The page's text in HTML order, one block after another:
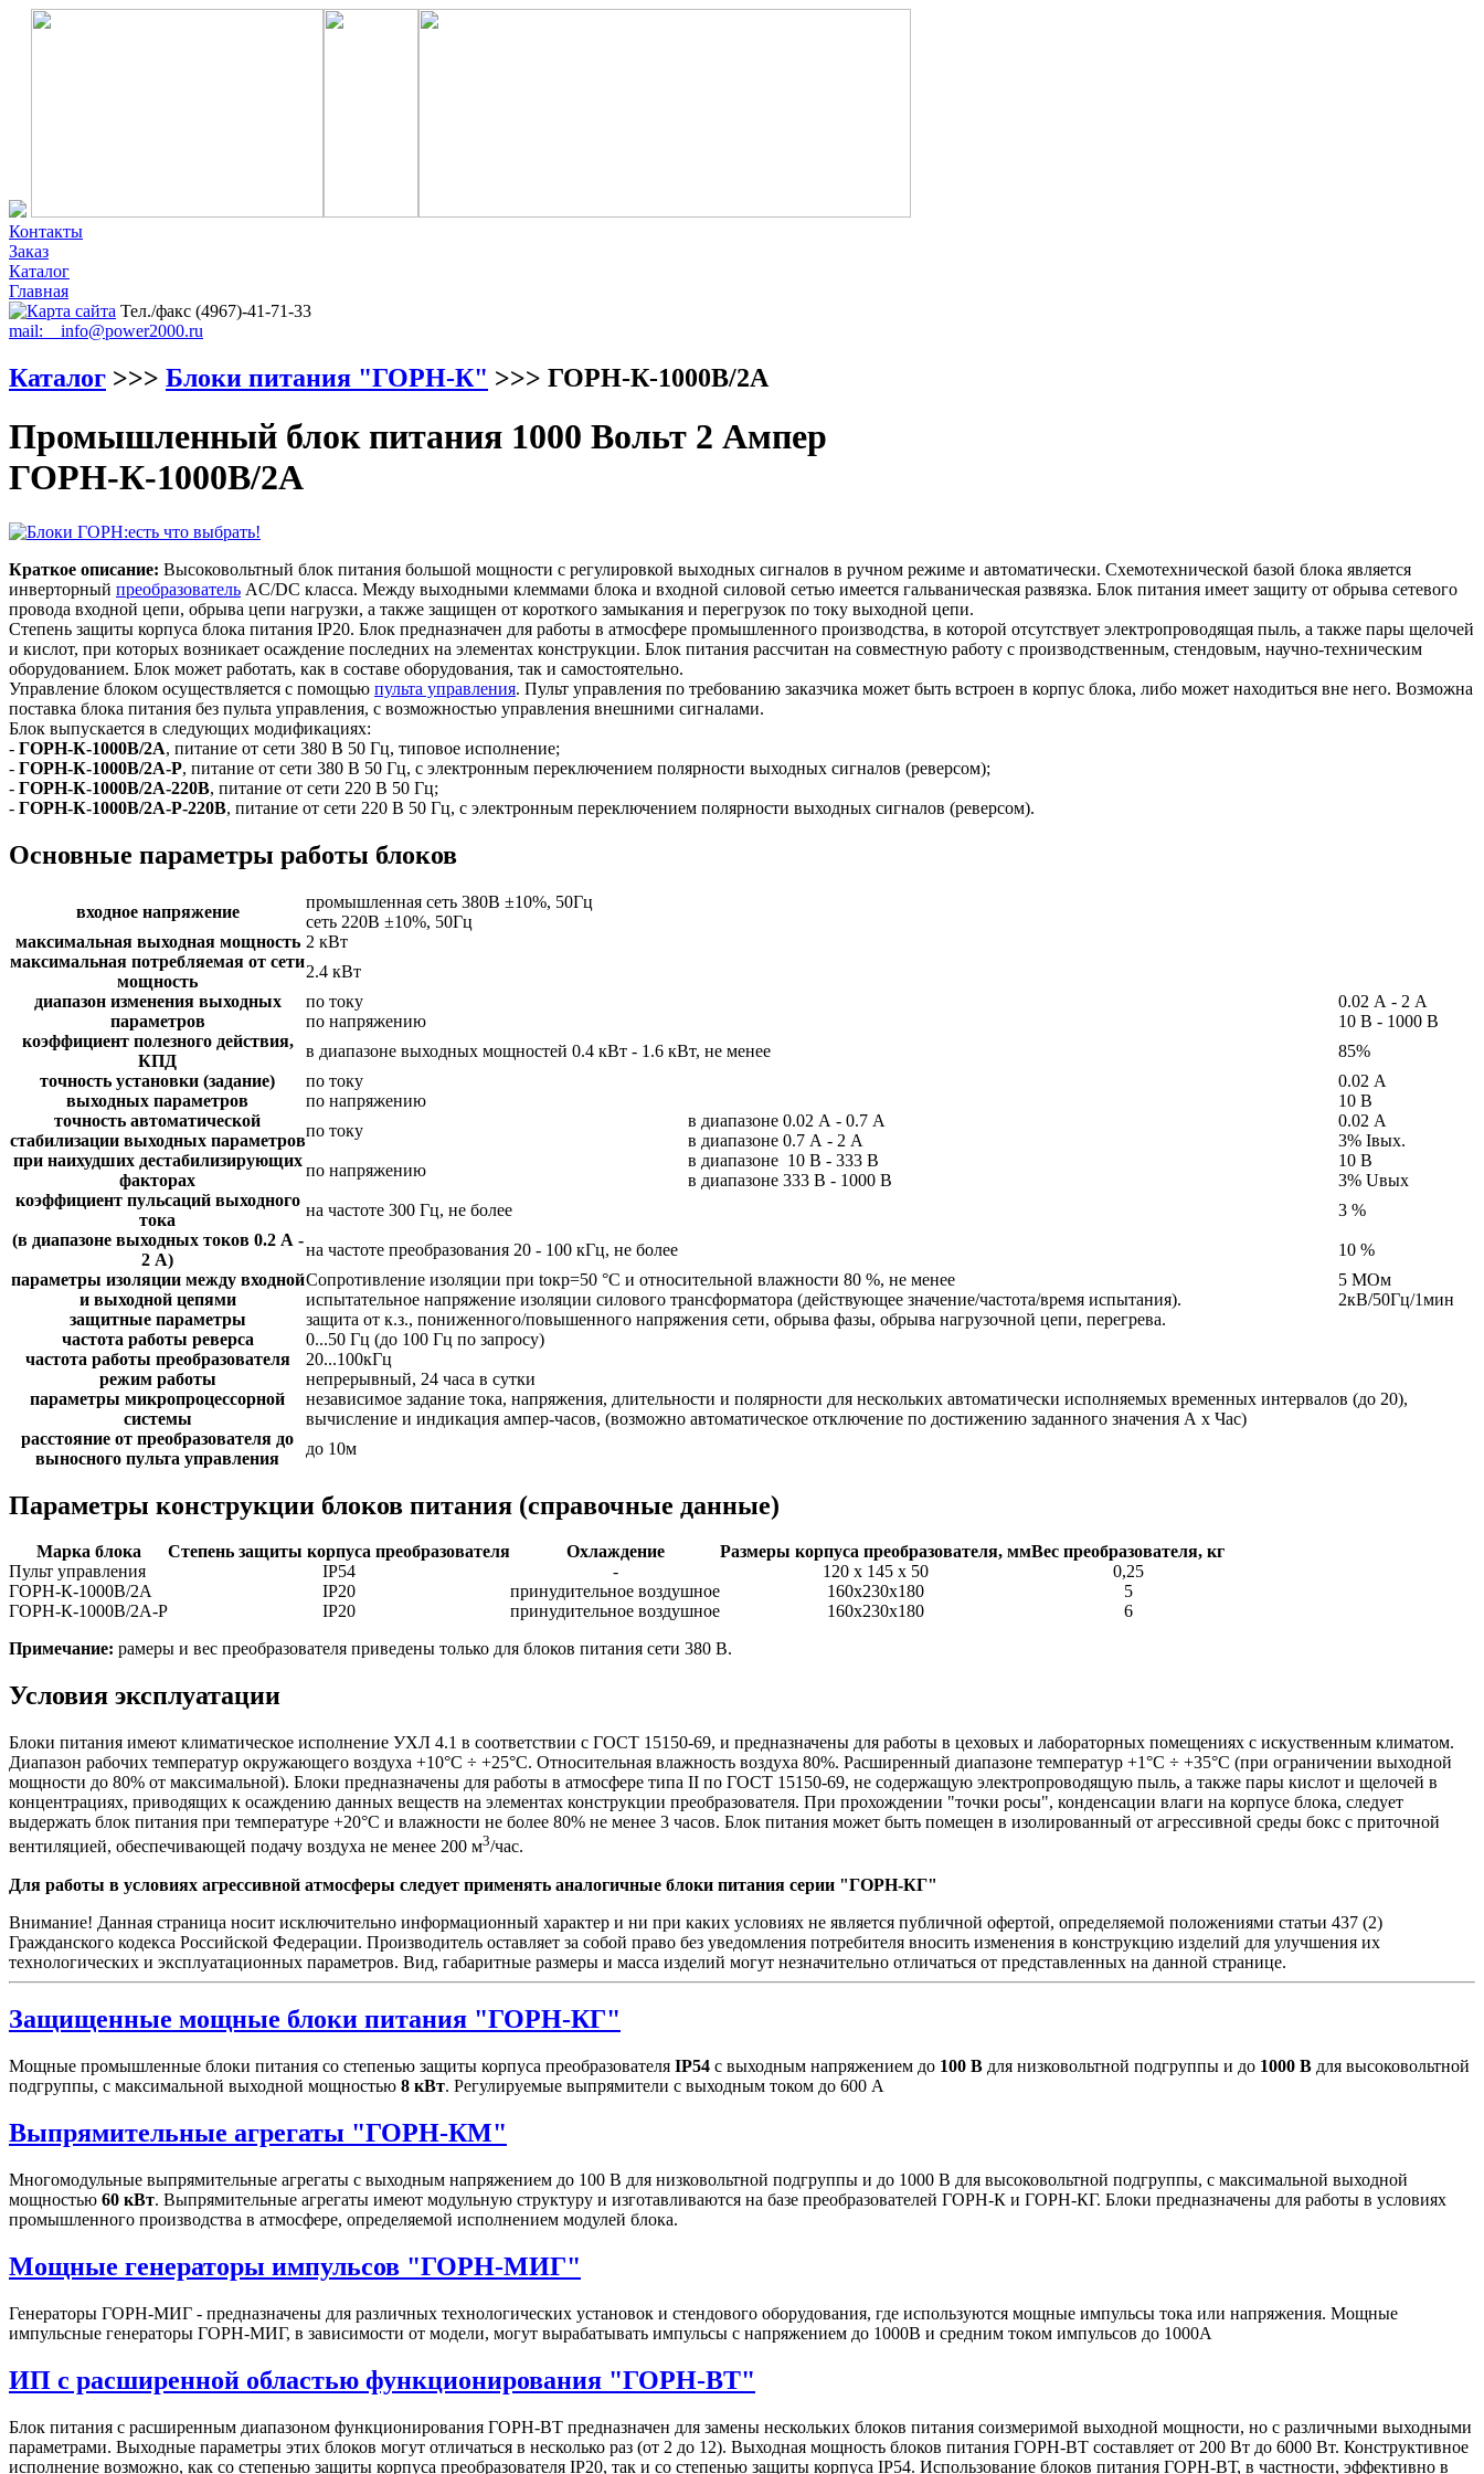
Контакты
Заказ
Каталог
Главная
Тел./факс (4967)-41-71-33
mail: info@power2000.ru
Каталог >>> Блоки питания "ГОРН-К" >>> ГОРН-К-1000В/2А
Промышленный блок питания 1000 Вольт 2 Ампер
ГОРН-К-1000В/2А
Краткое описание: Высоковольтный блок питания большой мощности с регулировкой выходных сигналов в ручном режиме и автоматически. Схемотехнической базой блока является
инверторный преобразователь AC/DC класса. Между выходными клеммами блока и входной силовой сетью имеется гальваническая развязка. Блок питания имеет защиту от обрыва сетевого
провода входной цепи, обрыва цепи нагрузки, а также защищен от короткого замыкания и перегрузок по току выходной цепи.
Степень защиты корпуса блока питания IP20. Блок предназначен для работы в атмосфере промышленного производства, в которой отсутствует электропроводящая пыль, а также пары щелочей
и кислот, при которых возникает осаждение последних на элементах конструкции. Блок питания рассчитан на совместную работу с производственным, стендовым, научно-техническим
оборудованием. Блок может работать, как в составе оборудования, так и самостоятельно.
Управление блоком осуществляется с помощью пульта управления. Пульт управления по требованию заказчика может быть встроен в корпус блока, либо может находиться вне него. Возможна
поставка блока питания без пульта управления, с возможностью управления внешними сигналами.
Блок выпускается в следующих модификациях:
- ГОРН-К-1000В/2А, питание от сети 380 В 50 Гц, типовое исполнение;
- ГОРН-К-1000В/2А-Р, питание от сети 380 В 50 Гц, с электронным переключением полярности выходных сигналов (реверсом);
- ГОРН-К-1000В/2А-220В, питание от сети 220 В 50 Гц;
- ГОРН-К-1000В/2А-Р-220В, питание от сети 220 В 50 Гц, с электронным переключением полярности выходных сигналов (реверсом).
Основные параметры работы блоков
входное напряжение
промышленная сеть 380В ±10%, 50Гц
сеть 220В ±10%, 50Гц
максимальная выходная мощность 2 кВт
максимальная потребляемая от сети
мощность
2.4 кВт
диапазон изменения выходных
параметров
по току
0.02 А - 2 А
по напряжению
10 В - 1000 В
коэффициент полезного действия,
КПД
в диапазоне выходных мощностей 0.4 кВт - 1.6 кВт, не менее
85%
точность установки (задание)
выходных параметров
по току
0.02 А
по напряжению
10 В
точность автоматической
стабилизации выходных параметров
при наихудших дестабилизирующих
факторах
по току
в диапазоне 0.02 А - 0.7 А
0.02 А
в диапазоне 0.7 А - 2 А
3% Iвых.
по напряжению
в диапазоне 10 В - 333 В
10 В
в диапазоне 333 В - 1000 В
3% Uвых
коэффициент пульсаций выходного
тока
(в диапазоне выходных токов 0.2 А -
2 А)
на частоте 300 Гц, не более 3 %
на частоте преобразования 20 - 100 кГц, не более
10 %
параметры изоляции между входной
и выходной цепями
Сопротивление изоляции при tокр=50 °С и относительной влажности 80 %, не менее
5 МОм
испытательное напряжение изоляции силового трансформатора (действующее значение/частота/время испытания).
2кВ/50Гц/1мин
защитные параметры
защита от к.з., пониженного/повышенного напряжения сети, обрыва фазы, обрыва нагрузочной цепи, перегрева.
частота работы реверса
0...50 Гц (до 100 Гц по запросу)
частота работы преобразователя
20...100кГц
режим работы
непрерывный, 24 часа в сутки
параметры микропроцессорной
системы
независимое задание тока, напряжения, длительности и полярности для нескольких автоматически исполняемых временных интервалов (до 20),
вычисление и индикация ампер-часов, (возможно автоматическое отключение по достижению заданного значения А х Час)
расстояние от преобразователя до
выносного пульта управления
до 10м
Параметры конструкции блоков питания (справочные данные)
Марка блока Степень защиты корпуса преобразователя Охлаждение Размеры корпуса преобразователя, ммВес преобразователя, кг
Пульт управления
IP54 - 120 х 145 х 50
0,25
ГОРН-К-1000В/2А
IP20 принудительное воздушное 160х230х180
5
ГОРН-К-1000В/2А-Р
IP20 принудительное воздушное 160х230х180
6
Примечание: рамеры и вес преобразователя приведены только для блоков питания сети 380 В.
Условия эксплуатации
Блоки питания имеют климатическое исполнение УХЛ 4.1 в соответствии с ГОСТ 15150-69, и предназначены для работы в цеховых и лабораторных помещениях с искуственным климатом.
Диапазон рабочих температур окружающего воздуха +10°С ÷ +25°С. Относительная влажность воздуха 80%. Расширенный диапазоне температур +1°С ÷ +35°С (при ограничении выходной
мощности до 80% от максимальной). Блоки предназначены для работы в атмосфере типа II по ГОСТ 15150-69, не содержащую электропроводящую пыль, а также пары кислот и щелочей в
концентрациях, приводящих к осаждению данных веществ на элементах конструкции преобразователя. При прохождении "точки росы", конденсации влаги на корпусе блока, следует
выдержать блок питания при температуре +20°С и влажности не более 80% не менее 3 часов. Блок питания может быть помещен в изолированный от агрессивной среды бокс с приточной
вентиляцией, обеспечивающей подачу воздуха не менее 200 м3/час.
Для работы в условиях агрессивной атмосферы следует применять аналогичные блоки питания серии "ГОРН-КГ"
Внимание! Данная страница носит исключительно информационный характер и ни при каких условиях не является публичной офертой, определяемой положениями статьи 437 (2)
Гражданского кодекса Российской Федерации. Производитель оставляет за собой право без уведомления потребителя вносить изменения в конструкцию изделий для улучшения их
технологических и эксплуатационных параметров. Вид, габаритные размеры и масса изделий могут незначительно отличаться от представленных на данной странице.
Защищенные мощные блоки питания "ГОРН-КГ"
Мощные промышленные блоки питания со степенью защиты корпуса преобразователя IP54 с выходным напряжением до 100 В для низковольтной подгруппы и до 1000 В для высоковольтной
подгруппы, с максимальной выходной мощностью 8 кВт. Регулируемые выпрямители с выходным током до 600 А
Выпрямительные агрегаты "ГОРН-КМ"
Многомодульные выпрямительные агрегаты с выходным напряжением до 100 В для низковольтной подгруппы и до 1000 В для высоковольтной подгруппы, с максимальной выходной
мощностью 60 кВт. Выпрямительные агрегаты имеют модульную структуру и изготавливаются на базе преобразователей ГОРН-К и ГОРН-КГ. Блоки предназначены для работы в условиях
промышленного производства в атмосфере, определяемой исполнением модулей блока.
Мощные генераторы импульсов "ГОРН-МИГ"
Генераторы ГОРН-МИГ - предназначены для различных технологических установок и стендового оборудования, где используются мощные импульсы тока или напряжения. Мощные
импульсные генераторы ГОРН-МИГ, в зависимости от модели, могут вырабатывать импульсы c напряжением до 1000В и средним током импульсов до 1000А
ИП с расширенной областью функционирования "ГОРН-ВТ"
Блок питания с расширенным диапазоном функционирования ГОРН-ВТ предназначен для замены нескольких блоков питания соизмеримой выходной мощности, но с различными выходными
параметрами. Выходные параметры этих блоков могут отличаться в несколько раз (от 2 до 12). Выходная мощность блоков питания ГОРН-ВТ составляет от 200 Вт до 6000 Вт. Конструктивное
исполнение возможно, как со степенью защиты корпуса преобразователя IP20, так и со степенью защиты корпуса IP54. Использование блоков питания ГОРН-ВТ, в частности, эффективно в